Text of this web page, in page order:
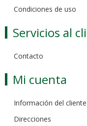
Condiciones de uso
Servicios al
Contacto
Mi cuenta
Información del cliente
Direcciones